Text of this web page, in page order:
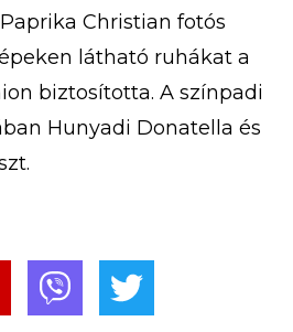
Christian fotós
látható ruhákat a
biztosította. A színpadi
Hunyadi Donatella és